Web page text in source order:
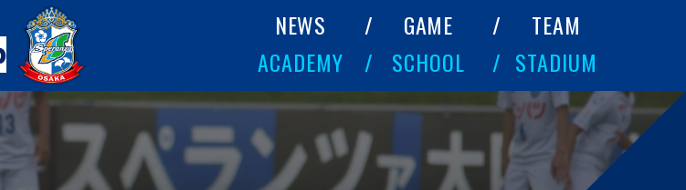
NEWS GAME
TEAM
ACADEMY
SCHOOL STADIUM